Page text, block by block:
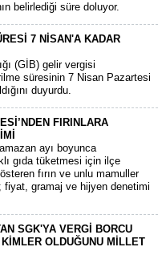
belirlediği süre doluyor.
7 NİSAN'A KADAR
(GİB) gelir vergisi
süresinin 7 Nisan Pazartesi
duyurdu.
FIRINLARA
ayı boyunca
gıda tüketmesi için ilçe
fırın ve unlu mamuller
fiyat, gramaj ve hijyen denetimi
SGK'YA VERGİ BORCU
OLDUĞUNU MİLLET